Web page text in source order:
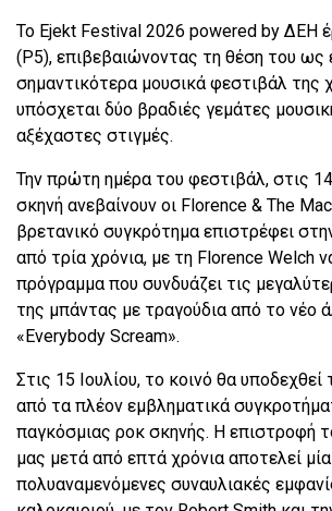
Το Ejekt Festival 2026 powered by ΔEΗ
(P5), επιβεβαιώνοντας τη θέση του ως
σημαντικότερα μουσικά φεστιβάλ της
υπόσχεται δύο βραδιές γεμάτες
αξέχαστες στιγμές.
Την πρώτη ημέρα του φεστιβάλ, στις 14
σκηνή ανεβαίνουν οι Florence & The
βρετανικό συγκρότημα επιστρέφει
από τρία χρόνια, με τη Florence Welch
πρόγραμμα που συνδυάζει τις
της μπάντας με τραγούδια από το νέο
«Everybody Scream».
Στις 15 Ιουλίου, το κοινό θα υποδεχθεί
από τα πλέον εμβληματικά
παγκόσμιας ροκ σκηνής. Η επιστροφή
μας μετά από επτά χρόνια αποτελεί
πολυαναμενόμενες συναυλιακές